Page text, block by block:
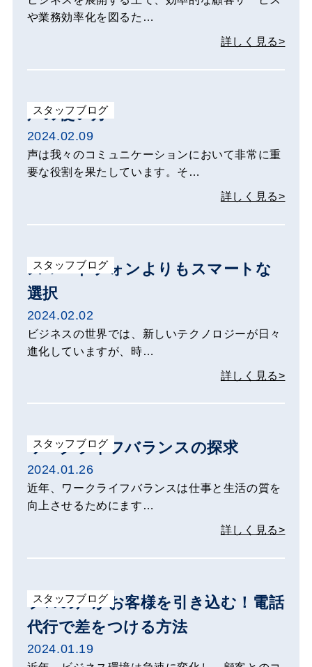
や業務効率化を図るた…
詳しく見る>
スタッフブログ
声の使い方
2024.02.09
声は我々のコミュニケーションにおいて非常に重
要な役割を果たしています。そ…
詳しく見る>
スタッフブログ
スマートフォンよりもスマートな
選択
2024.02.02
ビジネスの世界では、新しいテクノロジーが日々
進化していますが、時…
詳しく見る>
スタッフブログ
ワークライフバランスの探求
2024.01.26
近年、ワークライフバランスは仕事と生活の質を
向上させるためにます…
詳しく見る>
スタッフブログ
プロの声がお客様を引き込む！電話
代行で差をつける方法
2024.01.19